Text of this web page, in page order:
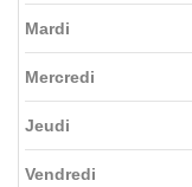
Mardi
Mercredi
Jeudi
Vendredi